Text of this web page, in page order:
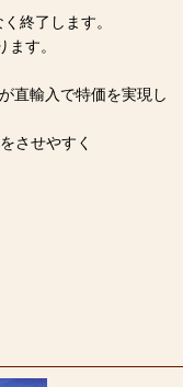
終了します。
す。
直輸入で特価を実現し
させやすく